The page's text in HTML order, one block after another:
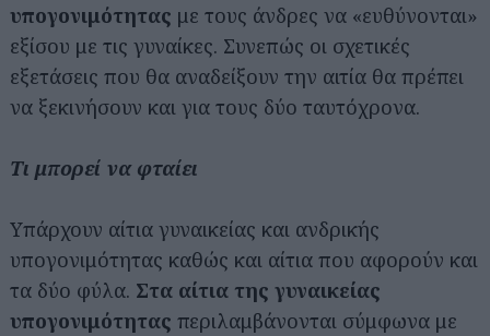
υπογονιμότητας με τους άνδρες να «ευθύνονται»
εξίσου με τις γυναίκες. Συνεπώς οι σχετικές
εξετάσεις που θα αναδείξουν την αιτία θα πρέπει
να ξεκινήσουν και για τους δύο ταυτόχρονα.
Τι μπορεί να φταίει
Υπάρχουν αίτια γυναικείας και ανδρικής
υπογονιμότητας καθώς και αίτια που αφορούν και
τα δύο φύλα. Στα αίτια της γυναικείας
υπογονιμότητας περιλαμβάνονται σύμφωνα με